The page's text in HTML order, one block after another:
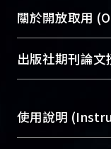
成果。
To permanently
profiles and
services of
Sciences Library)
關於開放取用
開放取用是從
動，應用在學
用逐年攀升。
出版社期刊論
含部分內容
助與合作完
使用說明